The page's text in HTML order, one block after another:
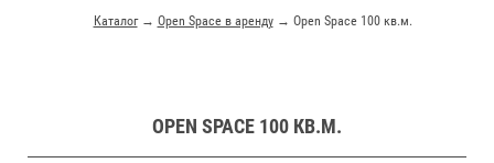
Каталог→ Open Space в аренду→ Open Space 100 кв.м.
OPEN SPACE 100 КВ.М.